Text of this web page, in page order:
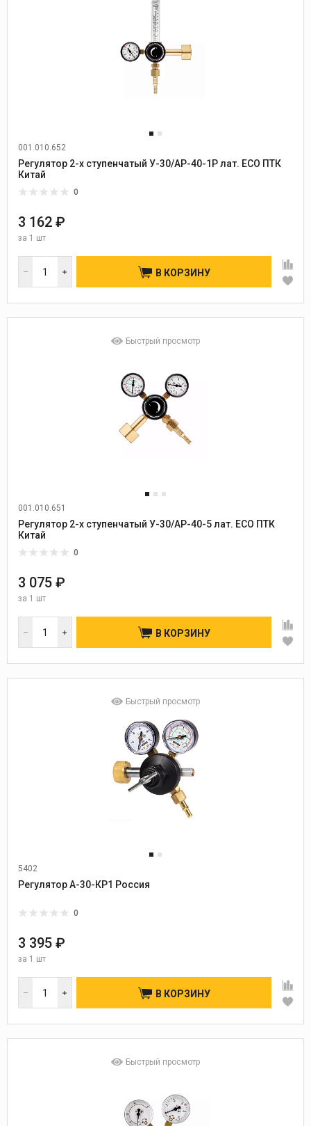
001.010.652
Регулятор 2-х ступенчатый У-30/АР-40-1Р лат. ECO ПТК
Китай
0
3 162 ₽
за 1 шт
В КОРЗИНУ
Быстрый просмотр
001.010.651
Регулятор 2-х ступенчатый У-30/АР-40-5 лат. ECO ПТК
Китай
0
3 075 ₽
за 1 шт
В КОРЗИНУ
Быстрый просмотр
5402
Регулятор А-30-КР1 Россия
0
3 395 ₽
за 1 шт
В КОРЗИНУ
Быстрый просмотр